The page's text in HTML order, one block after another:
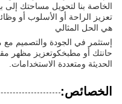
الخاصة بنا لتحويل مساحتك
تعزيز الراحة أو الأسلوب أو
هي الحل المثالي
إستثمر في الجودة والتصميم
حانتك أو مطبخكوتعزيز مظهر
الحديثة ومتعددة الاستخدامات.
الخصائص: